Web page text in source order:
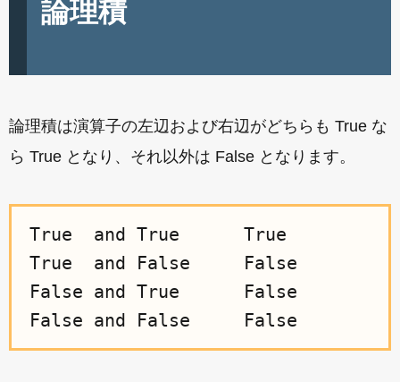
論理積
論理積は演算子の左辺および右辺がどちらも True な
ら True となり、それ以外は False となります。
True  and True      True
True  and False     False
False and True      False